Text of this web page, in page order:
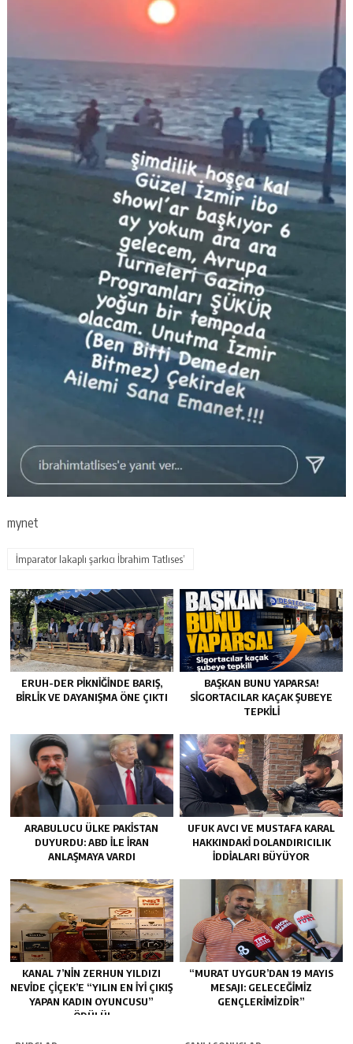
mynet
İmparator lakaplı şarkıcı İbrahim Tatlıses’
ERUH-DER PIKNIĞINDE BARIŞ,
BIRLIK VE DAYANIŞMA ÖNE ÇIKTI
BAŞKAN BUNU YAPARSA!
SIGORTACILAR KAÇAK ŞUBEYE
TEPKILI
ARABULUCU ÜLKE PAKISTAN
DUYURDU: ABD ILE İRAN
ANLAŞMAYA VARDI
UFUK AVCI VE MUSTAFA KARAL
HAKKINDAKI DOLANDIRICILIK
İDDIALARI BÜYÜYOR
KANAL 7’NİN ZERHUN YILDIZI
NEVİDE ÇİÇEK’E “YILIN EN İYİ ÇIKIŞ
YAPAN KADIN OYUNCUSU”
ÖDÜLÜ!
“MURAT UYGUR’DAN 19 MAYIS
MESAJI: GELECEĞIMIZ
GENÇLERIMIZDIR”